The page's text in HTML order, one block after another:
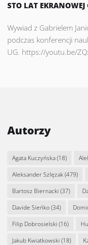
STO LAT
Wywiad z Gabrielem
podczas konferencji
UG. https://youtu.be/
Autorzy
Agata Kuczyńska(18)
Aleksander Szlęzak(479)
Bartosz Biernacki (37)
Davide Sieńko(34)
Filip Dobrosielski (16)
Jakub Kwiatkowski (18)